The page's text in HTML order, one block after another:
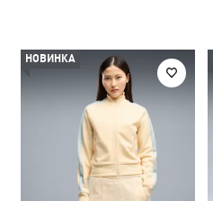
НОВИНКА